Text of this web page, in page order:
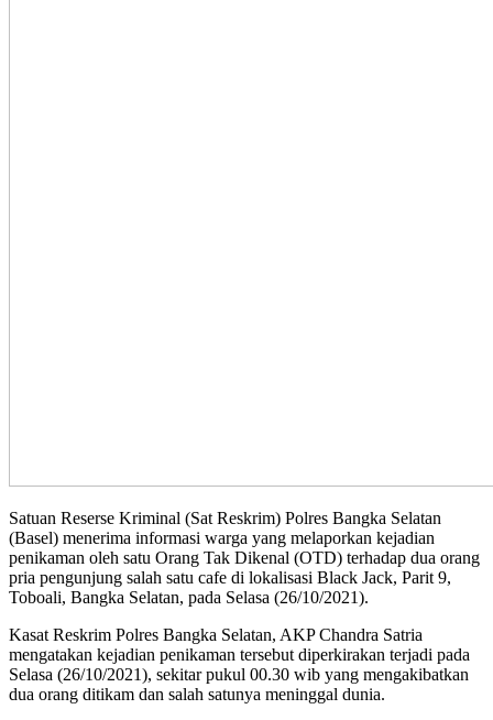
Satuan Reserse Kriminal (Sat Reskrim) Polres Bangka Selatan
(Basel) menerima informasi warga yang melaporkan kejadian
penikaman oleh satu Orang Tak Dikenal (OTD) terhadap dua orang
pria pengunjung salah satu cafe di lokalisasi Black Jack, Parit 9,
Toboali, Bangka Selatan, pada Selasa (26/10/2021).
Kasat Reskrim Polres Bangka Selatan, AKP Chandra Satria
mengatakan kejadian penikaman tersebut diperkirakan terjadi pada
Selasa (26/10/2021), sekitar pukul 00.30 wib yang mengakibatkan
dua orang ditikam dan salah satunya meninggal dunia.